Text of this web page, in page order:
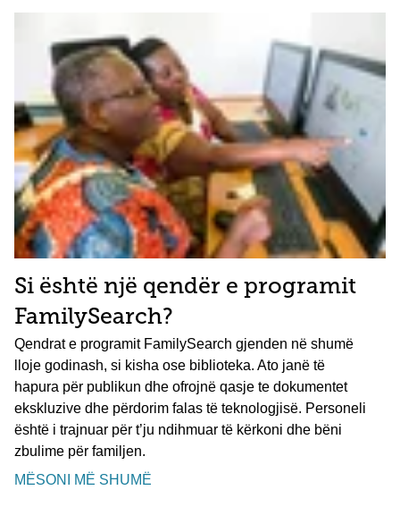
Si është një qendër e programit
FamilySearch?
Qendrat e programit FamilySearch gjenden në shumë
lloje godinash, si kisha ose biblioteka. Ato janë të
hapura për publikun dhe ofrojnë qasje te dokumentet
ekskluzive dhe përdorim falas të teknologjisë. Personeli
është i trajnuar për t’ju ndihmuar të kërkoni dhe bëni
zbulime për familjen.
MËSONI MË SHUMË